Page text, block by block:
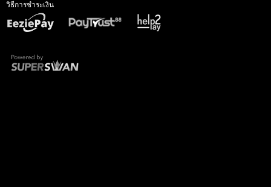
วิธีการชำระเงิน